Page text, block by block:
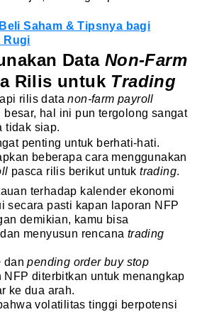
Saham & Tipsnya bagi
Rugi
Data Non-Farm
Rilis untuk Trading
rilis datanon-farm payroll
besar, hal ini pun tergolong sangat
tidak siap.
penting untuk berhati-hati.
beberapa cara menggunakan
pasca rilis berikut untuktrading.
terhadap kalender ekonomi
secara pasti kapan laporan NFP
demikian, kamu bisa
menyusun rencana trading
danpending order buy stop
NFP diterbitkan untuk menangkap
ke dua arah.
volatilitas tinggi berpotensi